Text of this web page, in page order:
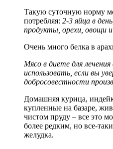
Такую суточную норму
потребляя: 2-3 яйца в
продукты, орехи, овощи
Очень много белка в
Мясо в диете для
использовать, если вы
добросовестности
Домашняя курица,
купленные на базаре,
чистом пруду – все это
более редким, но все-
желудка.